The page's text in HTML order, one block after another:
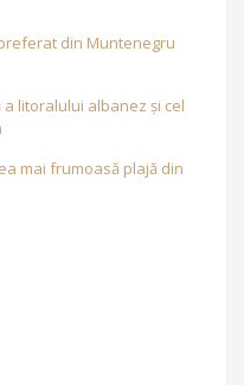
din Muntenegru
litoralului albanez și cel
mai frumoasă plajă din